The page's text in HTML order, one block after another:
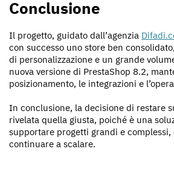
Conclusione
Il progetto, guidato dall’agenzia
con successo uno store ben
di personalizzazione e un grande
nuova versione di PrestaShop 8.2,
posizionamento, le integrazioni e
In conclusione, la decisione di restare
rivelata quella giusta, poiché è una
supportare progetti grandi e complessi,
continuare a scalare.